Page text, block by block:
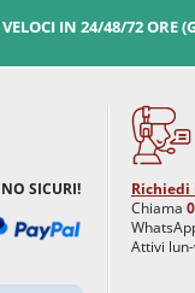
IN 24/48/72 ORE
SICURI!
Chiama
Attivi